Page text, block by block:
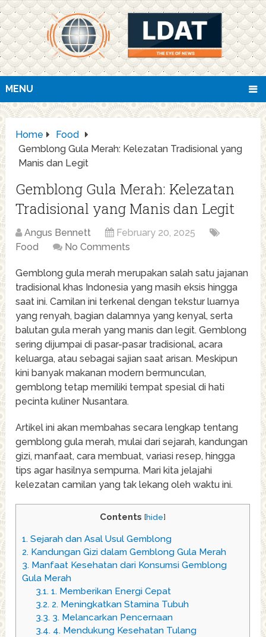
MENU
Home
Food
Gemblong Gula Merah: Kelezatan Tradisional yang
Manis dan Legit
Gemblong Gula Merah: Kelezatan
Tradisional yang Manis dan Legit
Angus Bennett
February 20, 2025
Food
No Comments
Gemblong gula merah merupakan salah satu jajanan
tradisional khas Indonesia yang masih eksis hingga
saat ini. Camilan ini terkenal dengan tekstur luarnya
yang renyah, bagian dalamnya yang kenyal, serta
balutan gula merah yang manis dan legit. Gemblong
sering dijumpai di pasar-pasar tradisional, acara
keluarga, atau sebagai sajian saat arisan. Meskipun
kini banyak makanan modern bermunculan,
gemblong tetap memiliki tempat spesial di hati
pecinta kuliner Nusantara.
Artikel ini akan membahas secara lengkap tentang
gemblong gula merah, mulai dari sejarah, kandungan
gizi, manfaat, cara membuat, variasi resep, hingga
tips agar hasilnya sempurna. Mari kita jelajahi
kelezatan camilan yang tak lekang oleh waktu ini.
Contents [hide]
1. Sejarah dan Asal Usul Gemblong
2. Kandungan Gizi dalam Gemblong Gula Merah
3. Manfaat Kesehatan dari Konsumsi Gemblong
Gula Merah
3.1.1. Memberikan Energi Cepat
3.2.2. Meningkatkan Stamina Tubuh
3.3.3. Melancarkan Pencernaan
3.4.4. Mendukung Kesehatan Tulang